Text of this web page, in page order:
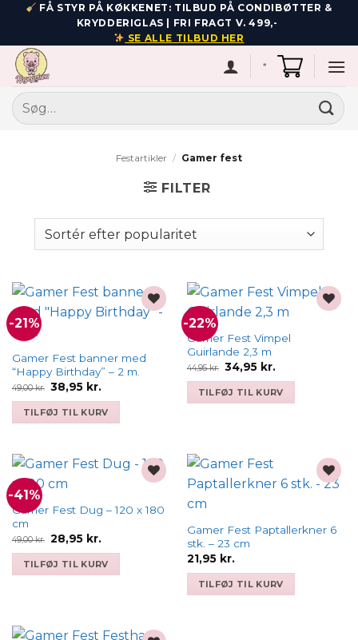
Fortsæt
indhold
FÅ STYR PÅ KØKKENET: TILBUD PÅ CONDIBØTTER &
KRYDDERIGLAS | FRI FRAGT V. 499,-
SE ALLE TILBUD HER
*
Søg
efter:
Festartikler / Gamer fest
FILTER
-21%
Add to
Gamer Fest banner med
“Happy Birthday” – 2 m.
49,00kr.
Den
oprindelige
pris
var:
49,00 kr..
38,95 kr.Den
pris
er:
38,95 kr..
TILFØJ TIL KURV
-22%
Gamer Fest Vimpel
Guirlande 2,3 m
44,95kr.
Den
oprindelige
pris
var:
44,95 kr..
34,95 kr.Den
pris
er:
34,95 kr..
TILFØJ TIL KURV
-41%
wishlist
Gamer Fest Dug – 120 x 180
cm
49,00kr. Den
oprindelige
pris
var:
49,00 kr..
28,95 kr.Den
pris
er:
28,95 kr..
TILFØJ TIL KURV
Gamer Fest Paptallerkner 6
stk. – 23 cm
21,95 kr.
TILFØJ TIL KURV